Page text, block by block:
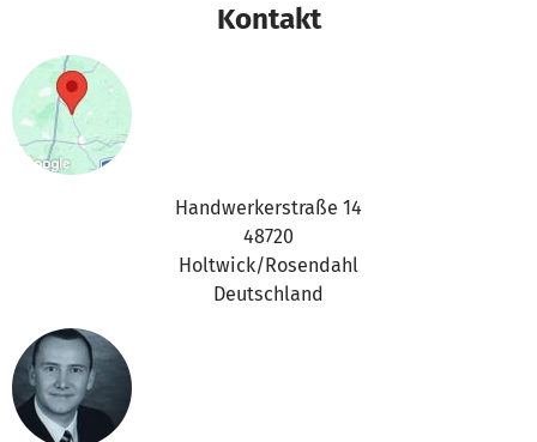
Kontakt
Handwerkerstraße 14
48720
Holtwick/Rosendahl
Deutschland